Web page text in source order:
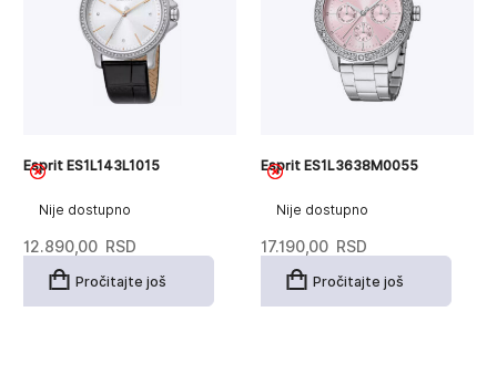
Nije dostupno
Esprit ES1L143L1015
12.890,00 RSD
Pročitajte još
Nije dostupno
Esprit ES1L3638M0055
17.190,00 RSD
Pročitajte još